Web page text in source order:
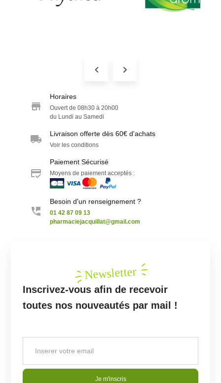
Horaires
Ouvert de 08h30 à 20h00
du Lundi au Samedi
Livraison offerte dès 60€ d'achats
Voir les conditions
Paiement Sécurisé
Moyens de paiement acceptés :
Besoin d'un renseignement ?
01 42 87 09 13
pharmaciejacquillat@gmail.com
Newsletter
Inscrivez-vous afin de recevoir
toutes nos nouveautés par mail !
Je m'inscris